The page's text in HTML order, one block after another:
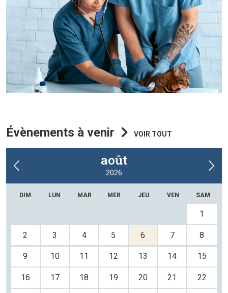
Évènements à venir VOIR TOUT
août
2026
DIM LUN MAR MER JEU VEN SAM
1
2 3 4 5 6 7 8
9 10 11 12 13 14 15
16 17 18 19 20 21 22